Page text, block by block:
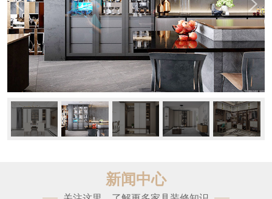
新闻中心